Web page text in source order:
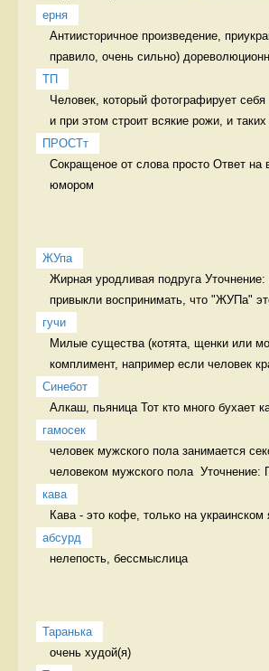
ерня
Антиисторичное произведение,
правило, очень сильно)
ТП
Человек, который фотографирует себя
и при этом строит всякие рожи, и
ПРОСТт
Сокращеное от слова просто Ответ на
юмором
ЖУпа
Жирная уродливая подруга
привыкли воспринимать, что "ЖУПа"
гучи
Милые существа (котята, щенки или
комплимент, например если человек
Синебот
Алкаш, пьяница Тот кто много бухает
гамосек
человек мужского пола занимается
человеком мужского пола  Уточнение:
кава
Кава - это кофе, только на украинском
абсурд
нелепость, бессмыслица
Таранька
очень худой(я)